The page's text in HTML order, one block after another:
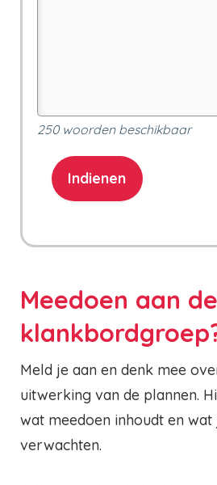
250woorden beschikbaar
Meedoen aan de
Meld je aan en denk mee
uitwerking van de plannen.
wat meedoen inhoudt en wat
verwachten.